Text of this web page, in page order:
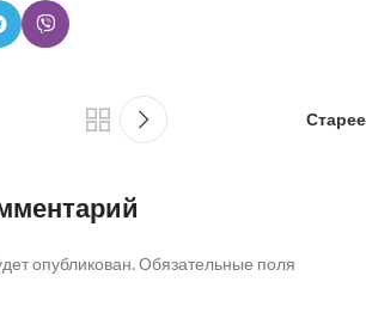
Старее
опубликован. Обязательные поля